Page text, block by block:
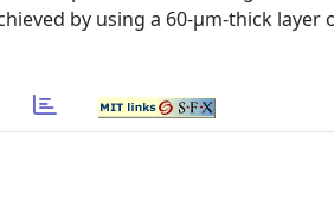
by using a 60-μm-thick layer